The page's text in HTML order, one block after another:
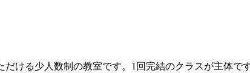
ける少人数制の教室です。1回完結のクラスが主体で